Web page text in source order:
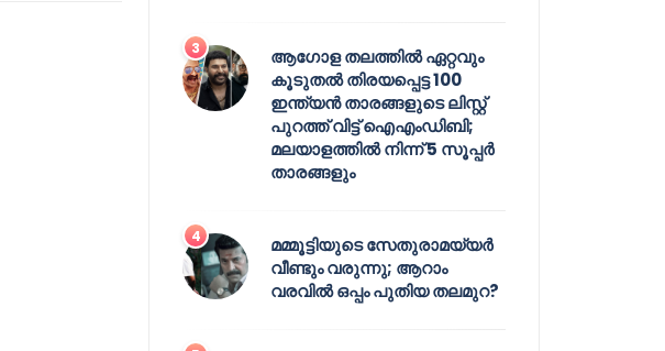
ആഗോള തലത്തിൽ ഏറ്റവും
കൂടുതൽ തിരയപ്പെട്ട 100
ഇന്ത്യൻ താരങ്ങളുടെ ലിസ്റ്റ്
പുറത്ത് വിട്ട് ഐഎംഡിബി;
മലയാളത്തിൽ നിന്ന് 5 സൂപ്പർ
താരങ്ങളും
മമ്മൂട്ടിയുടെ സേതുരാമയ്യർ
വീണ്ടും വരുന്നു; ആറാം
വരവിൽ ഒപ്പം പുതിയ തലമുറ?